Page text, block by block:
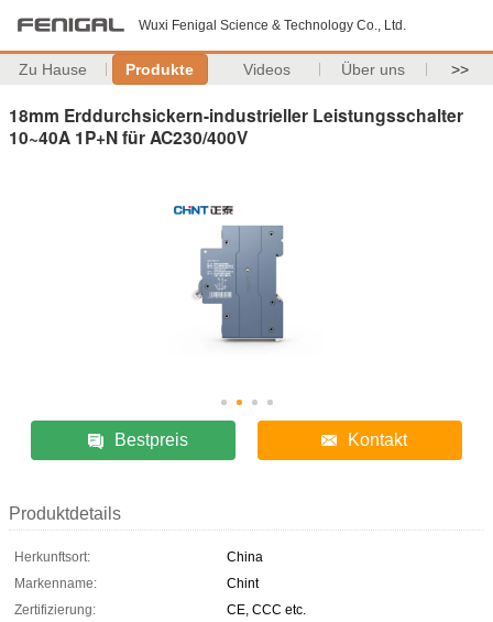
Wuxi Fenigal Science & Technology Co., Ltd.
Zu Hause Produkte Videos Über uns >>
18mm Erddurchsickern-industrieller Leistungsschalter
10~40A 1P+N für AC230/400V
Bestpreis Kontakt
Produktdetails
Herkunftsort:
China
Markenname:
Chint
Zertifizierung:
CE, CCC etc.